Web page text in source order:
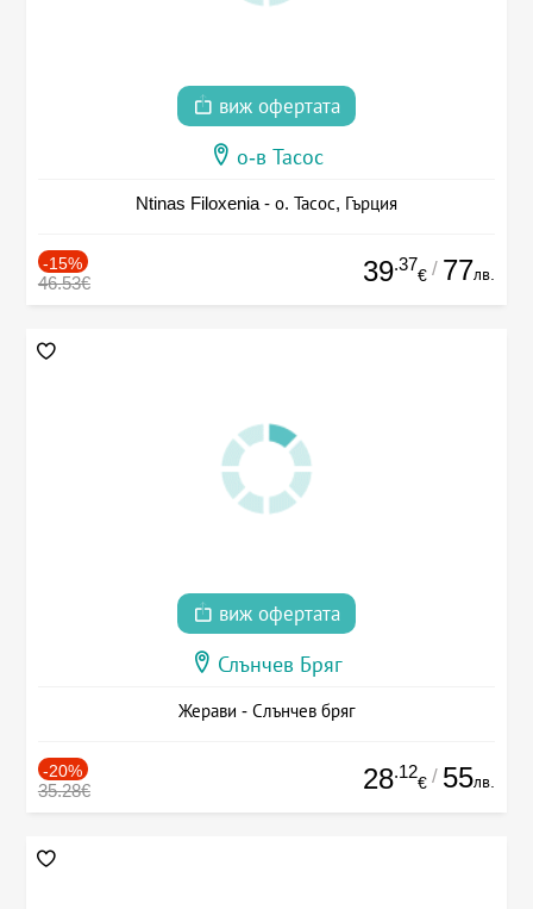
виж офертата
о-в Тасос
Ntinas Filoxenia - о. Тасос, Гърция
-15%
46.53€ 39.37
€ / 77лв.
виж офертата
Слънчев Бряг
Жерави - Слънчев бряг
-20%
35.28€ 28.12
€ / 55лв.